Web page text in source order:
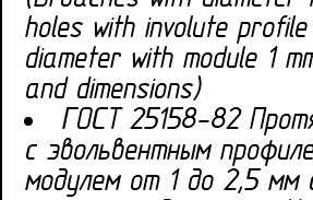
holes with involute
diameter with module 1
and dimensions)
ГОСТ 25158-82
с эвольвентным
модулем от 1 до 2,5 мм